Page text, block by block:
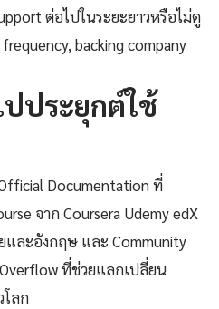
ต่อไปในระยะยาวหรือไม่ดู
backing company
ประยุกต์ใช้
Documentation ที่
จาก Coursera Udemy edX
และอังกฤษ และ Community
ที่ช่วยแลกเปลี่ยน
ลก